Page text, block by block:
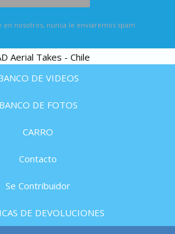
nosotros, nunca le enviaremos spam
DE VIDEOS
BANCO DE FOTOS
CARRO
Contacto
Se Contribuidor
DE DEVOLUCIONES